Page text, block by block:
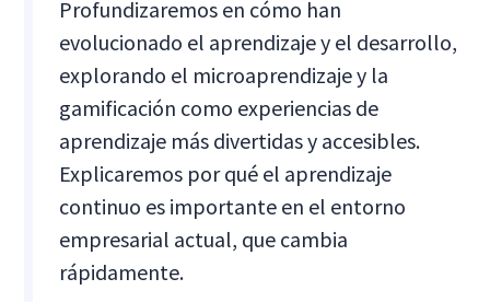
Profundizaremos en cómo han
evolucionado el aprendizaje y el desarrollo,
explorando el microaprendizaje y la
gamificación como experiencias de
aprendizaje más divertidas y accesibles.
Explicaremos por qué el aprendizaje
continuo es importante en el entorno
empresarial actual, que cambia
rápidamente.